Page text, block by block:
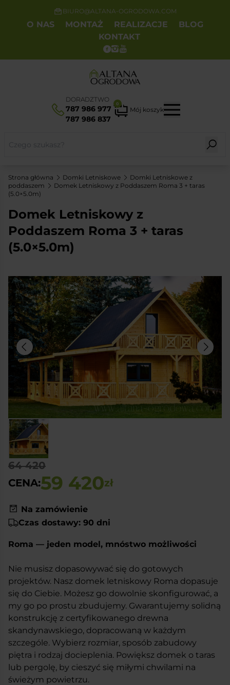
BIURO@ALTANA-OGRODOWA.COM
O NAS MONTAŻ REALIZACJE
BLOG
KONTAKT
DORADZTWO
787 986 977
787 986 837
0
Mój koszyk
Strona główna Domki Letniskowe
Domki Letniskowe z
poddaszem
Domek Letniskowy z Poddaszem Roma 3 + taras
(5.0×5.0m)
Domek Letniskowy z
Poddaszem Roma 3 + taras
(5.0×5.0m)
64 420
CENA:59 420zł
Na zamówienie
Czas dostawy: 90 dni
Roma — jeden model, mnóstwo możliwości
Nie musisz dopasowywać się do gotowych
projektów. Nasz domek letniskowy Roma dopasuje
się do Ciebie. Możesz go dowolnie skonfigurować, a
my go po prostu zbudujemy. Gwarantujemy solidną
konstrukcję z certyfikowanego drewna
skandynawskiego, dopracowaną w każdym
szczególe. Wybierz rozmiar, sposób zabudowy
piętra i rodzaj docieplenia. Powiększ domek o taras
lub pergolę, by cieszyć się miłymi chwilami na
świeżym powietrzu.